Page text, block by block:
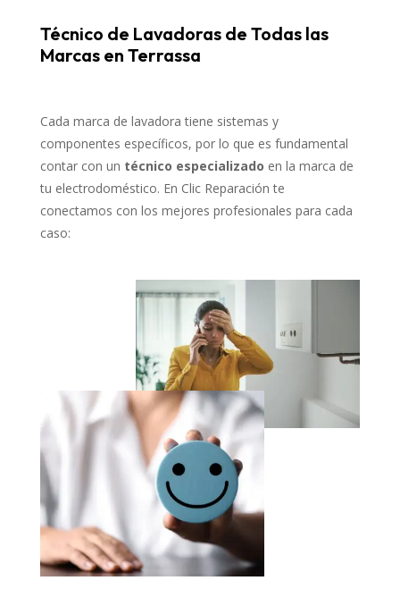
Técnico de Lavadoras de Todas las
Marcas en Terrassa
Cada marca de lavadora tiene sistemas y
componentes específicos, por lo que es fundamental
contar con un técnico especializado en la marca de
tu electrodoméstico. En Clic Reparación te
conectamos con los mejores profesionales para cada
caso: